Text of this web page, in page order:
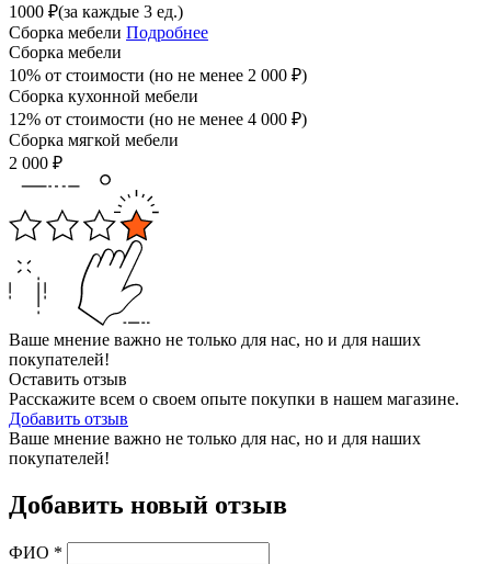
1000 ₽(за каждые 3 ед.)
Сборка мебели Подробнее
Сборка мебели
10% от стоимости (но не менее 2 000 ₽)
Сборка кухонной мебели
12% от стоимости (но не менее 4 000 ₽)
Сборка мягкой мебели
2 000 ₽
Ваше мнение важно не только для нас, но и для наших
покупателей!
Оставить отзыв
Расскажите всем о своем опыте покупки в нашем магазине.
Добавить отзыв
Ваше мнение важно не только для нас, но и для наших
покупателей!
Добавить новый отзыв
ФИО *